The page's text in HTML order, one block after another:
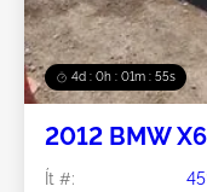
4d : 0h : 01m : 54s
2012 BMW
Ít #: